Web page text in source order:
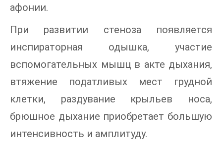
афонии.
При развитии стеноза появляется
инспираторная одышка, участие
вспомогательных мышц в акте дыхания,
втяжение податливых мест грудной
клетки, раздувание крыльев носа,
брюшное дыхание приобретает большую
интенсивность и амплитуду.